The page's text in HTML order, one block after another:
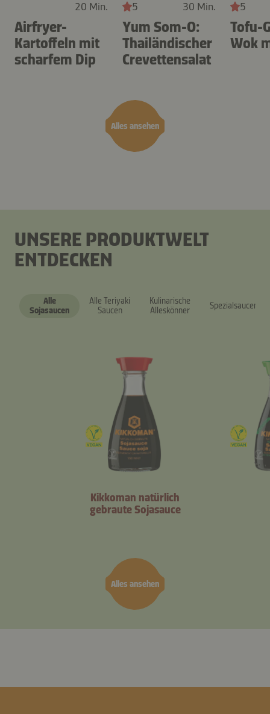
Alles ansehen
20 Min.
Airfryer-
Kartoffeln mit
scharfem Dip
5 30 Min.
Yum Som-O:
Thailändischer
Crevettensalat
5
Tofu-
Wok
UNSERE PRODUKTWELT
ENTDECKEN
Alles ansehen
Alle
Sojasaucen
Alle Teriyaki
Saucen
Kulinarische
Alleskönner
Spezialsaucen
Kikkoman natürlich
gebraute Sojasauce